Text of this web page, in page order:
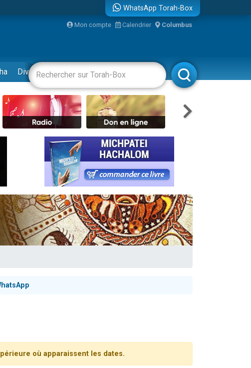
insalubre
WhatsApp Torah-Box
Mon compte Calendrier Columbus
Divertissements Livres Rabbanim
où apparaissent les dates.